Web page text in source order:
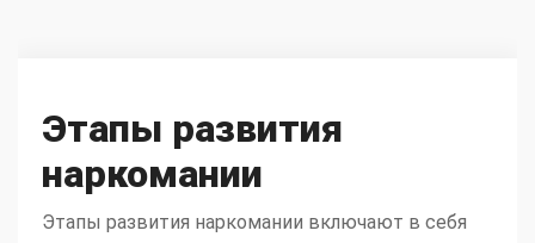
Этапы развития
наркомании
Этапы развития наркомании включают в себя